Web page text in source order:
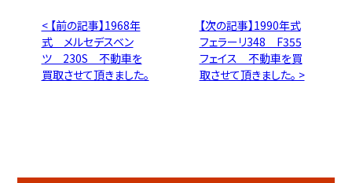
< 【前の記事】1968年
式 メルセデスベン
ツ 230S 不動車を
買取させて頂きました。
【次の記事】1990年式
フェラーリ348 F355
フェイス 不動車を買
取させて頂きました。 >